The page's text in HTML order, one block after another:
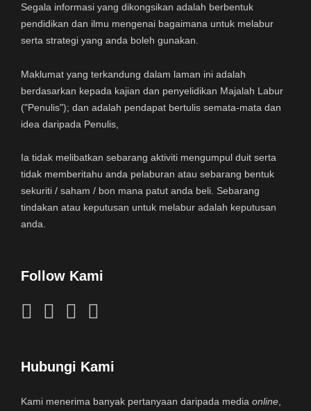
Segala informasi yang dikongsikan adalah berbentuk
pendidikan dan ilmu mengenai bagaimana untuk melabur
serta strategi yang anda boleh gunakan.
Maklumat yang terkandung dalam laman ini adalah
berdasarkan kepada kajian dan penyelidikan Majalah Labur
("Penulis"); dan adalah pendapat bertulis semata-mata dan
idea daripada Penulis,
Ia tidak melibatkan sebarang aktiviti mengumpul duit serta
tidak memberitahu anda pelaburan atau sebarang bentuk
sekuriti / saham / bon mana patut anda beli. Sebarang
tindakan atau keputusan untuk melabur adalah keputusan
anda.
Follow Kami
Hubungi Kami
Kami menerima banyak pertanyaan daripada media online